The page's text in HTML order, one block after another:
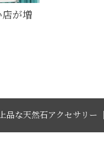
が増
品な天然石アクセサリー